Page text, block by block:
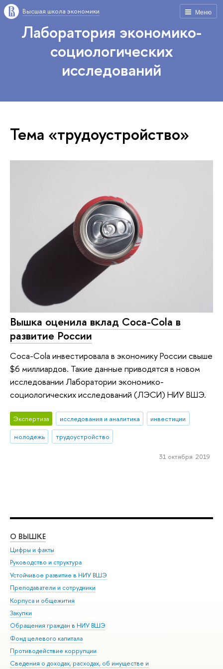
Меню
Высшая школа экономики
Лаборатория экономико-
социологических
исследований
Тема «трудоустройство»
Вышка оценила вклад Coca-Cola в
развитие России
Coca-Cola инвестировала в экономику России свыше
$6 миллиардов. Такие данные приводятся в новом
исследовании Лаборатории экономико-
социологических исследований (ЛЭСИ) НИУ ВШЭ.
Экспертиза исследования и аналитика
инвестиции
молодежь
трудоустройство
31 октября 2019
О ВЫШКЕ
Цифры и факты
Руководство и структура
Устойчивое развитие в НИУ ВШЭ
Преподаватели и сотрудники
Корпуса и общежития
Закупки
Обращения граждан в НИУ ВШЭ
Фонд целевого капитала
Противодействие коррупции
Сведения о доходах, расходах, об имуществе и